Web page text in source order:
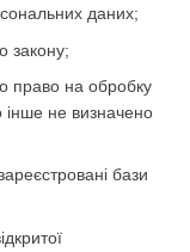
даних;
закону;
право на обробку
інше не визначено
бази